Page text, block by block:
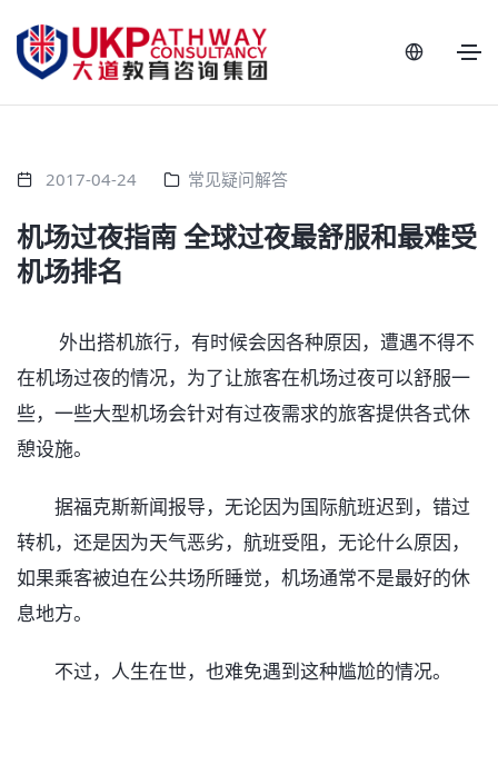
2017-04-24 常见疑问解答
机场过夜指南 全球过夜最舒服和最难受
机场排名
外出搭机旅行，有时候会因各种原因，遭遇不得不
在机场过夜的情况，为了让旅客在机场过夜可以舒服一
些，一些大型机场会针对有过夜需求的旅客提供各式休
憩设施。
据福克斯新闻报导，无论因为国际航班迟到，错过
转机，还是因为天气恶劣，航班受阻，无论什么原因，
如果乘客被迫在公共场所睡觉，机场通常不是最好的休
息地方。
不过，人生在世，也难免遇到这种尴尬的情况。